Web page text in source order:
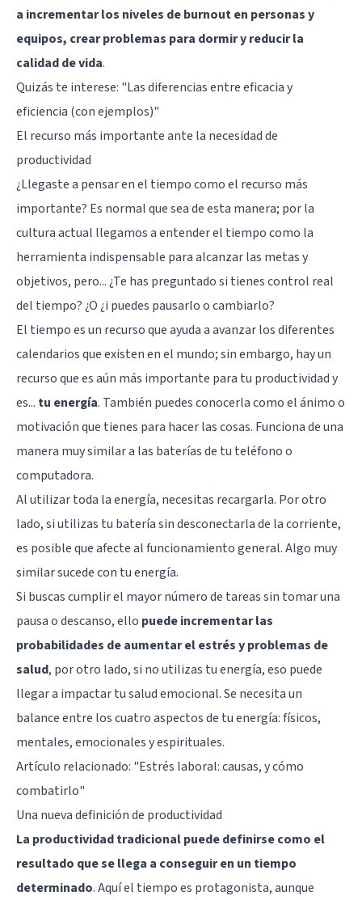
a incrementar los niveles de burnout en personas y
equipos, crear problemas para dormir y reducir la
calidad de vida.
Quizás te interese: "Las diferencias entre eficacia y
eficiencia (con ejemplos)"
El recurso más importante ante la necesidad de
productividad
¿Llegaste a pensar en el tiempo como el recurso más
importante? Es normal que sea de esta manera; por la
cultura actual llegamos a entender el tiempo como la
herramienta indispensable para alcanzar las metas y
objetivos, pero... ¿Te has preguntado si tienes control real
del tiempo? ¿O ¿i puedes pausarlo o cambiarlo?
El tiempo es un recurso que ayuda a avanzar los diferentes
calendarios que existen en el mundo; sin embargo, hay un
recurso que es aún más importante para tu productividad y
es... tu energía. También puedes conocerla como el ánimo o
motivación que tienes para hacer las cosas. Funciona de una
manera muy similar a las baterías de tu teléfono o
computadora.
Al utilizar toda la energía, necesitas recargarla. Por otro
lado, si utilizas tu batería sin desconectarla de la corriente,
es posible que afecte al funcionamiento general. Algo muy
similar sucede con tu energía.
Si buscas cumplir el mayor número de tareas sin tomar una
pausa o descanso, ello puede incrementar las
probabilidades de aumentar el estrés y problemas de
salud, por otro lado, si no utilizas tu energía, eso puede
llegar a impactar tu salud emocional. Se necesita un
balance entre los cuatro aspectos de tu energía: físicos,
mentales, emocionales y espirituales.
Artículo relacionado: "Estrés laboral: causas, y cómo
combatirlo"
Una nueva definición de productividad
La productividad tradicional puede definirse como el
resultado que se llega a conseguir en un tiempo
determinado. Aquí el tiempo es protagonista, aunque